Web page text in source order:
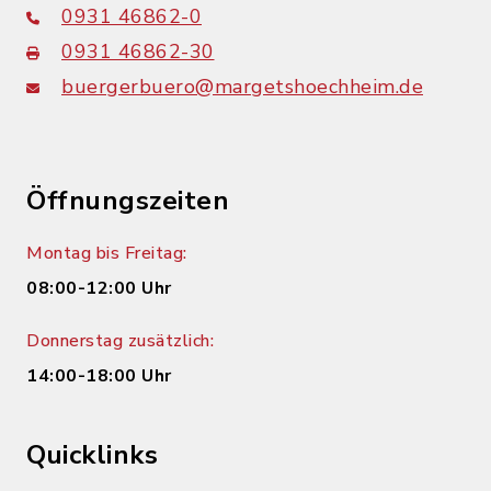
0931 46862-0
0931 46862-30
buergerbuero@margetshoechheim.de
Öffnungszeiten
Montag bis Freitag:
08:00-12:00 Uhr
Donnerstag zusätzlich:
14:00-18:00 Uhr
Quicklinks